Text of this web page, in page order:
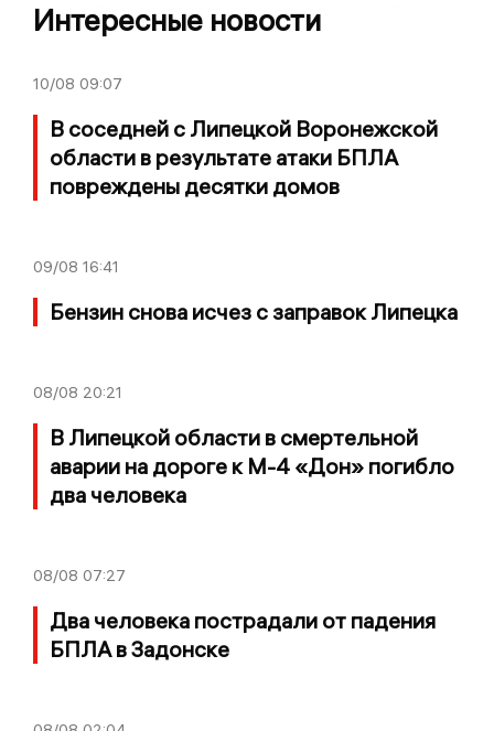
Интересные новости
10/08 09:07
В соседней с Липецкой Воронежской
области в результате атаки БПЛА
повреждены десятки домов
09/08 16:41
Бензин снова исчез с заправок Липецка
08/08 20:21
В Липецкой области в смертельной
аварии на дороге к М-4 «Дон» погибло
два человека
08/08 07:27
Два человека пострадали от падения
БПЛА в Задонске